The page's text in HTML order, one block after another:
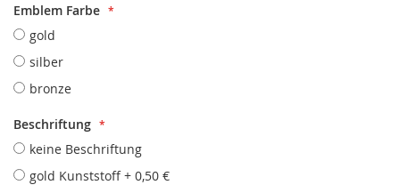
Emblem Farbe
gold
silber
bronze
Beschriftung
keine Beschriftung
gold Kunststoff + 0,50 €